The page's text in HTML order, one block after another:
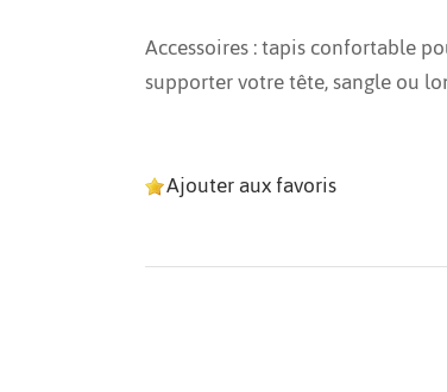
Accessoires : tapis confortable
supporter votre tête, sangle ou
Ajouter aux favoris